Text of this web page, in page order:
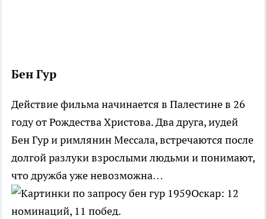
Бен Гур
Действие фильма начинается в Палестине в 26
году от Рождества Христова. Два друга, иудей
Бен Гур и римлянин Мессала, встречаются после
долгой разлуки взрослыми людьми и понимают,
что дружба уже невозможна…
Оскар: 12
номинаций, 11 побед.